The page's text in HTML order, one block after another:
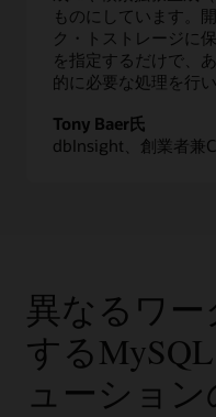
ものにしています。
ク・トストレージに
を指定するだけで、
的に必要な処理を行い
Tony Baer氏
dbInsight、創業者兼
異なるワ
するMySQL
ューショ